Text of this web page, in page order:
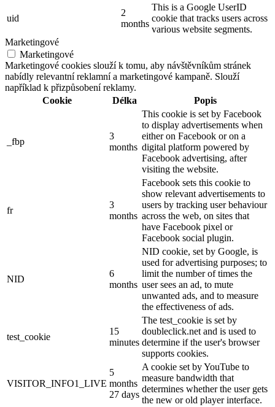
uid
2
months
This is a Google UserID
cookie that tracks users across
various website segments.
Marketingové
Marketingové
Marketingové cookies slouží k tomu, aby návštěvníkům stránek
nabídly relevantní reklamní a marketingové kampaně. Slouží
například k přizpůsobení reklamy.
Cookie
Délka Popis
_fbp
3
months
This cookie is set by Facebook
to display advertisements when
either on Facebook or on a
digital platform powered by
Facebook advertising, after
visiting the website.
fr
3
months
Facebook sets this cookie to
show relevant advertisements to
users by tracking user behaviour
across the web, on sites that
have Facebook pixel or
Facebook social plugin.
NID
6
months
NID cookie, set by Google, is
used for advertising purposes; to
limit the number of times the
user sees an ad, to mute
unwanted ads, and to measure
the effectiveness of ads.
test_cookie
15
minutes
The test_cookie is set by
doubleclick.net and is used to
determine if the user's browser
supports cookies.
VISITOR_INFO1_LIVE
5
months
27 days
A cookie set by YouTube to
measure bandwidth that
determines whether the user gets
the new or old player interface.